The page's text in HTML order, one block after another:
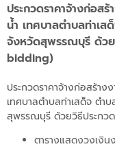
ประกวดราคาจ้างก่อส
น้ำ เทศบาลตำบลท่าเ
จังหวัดสุพรรณบุรี ด้วย
bidding)
ประกวดราคาจ้างก่อสร้า
เทศบาลตำบลท่าเสด็จ ตำ
สุพรรณบุรี ด้วยวิธีประกว
ตารางแสดงวงเงิ